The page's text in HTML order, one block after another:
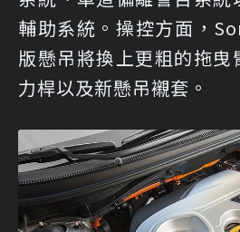
輔助系統。操控方面，
版懸吊將換上更粗的拖曳
力桿以及新懸吊襯套。